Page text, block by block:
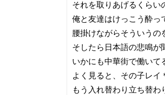
それを取りあげるくらい
俺と友達はけっこう酔っ
腰掛けながらそういうの
そしたら日本語の悲鳴が
いかにも中華街で働いて
よく見ると、その子レイ
もう入れ替わり立ち替